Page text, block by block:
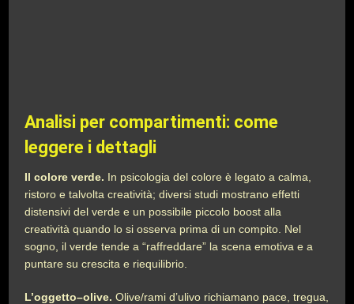
Analisi per compartimenti: come
leggere i dettagli
Il colore verde. In psicologia del colore è legato a calma,
ristoro e talvolta creatività; diversi studi mostrano effetti
distensivi del verde e un possibile piccolo boost alla
creatività quando lo si osserva prima di un compito. Nel
sogno, il verde tende a “raffreddare” la scena emotiva e a
puntare su crescita e riequilibrio.
L’oggetto–olive. Olive/rami d’ulivo richiamano pace, tregua,